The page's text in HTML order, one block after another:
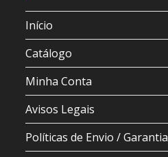
Início
Catálogo
Minha Conta
Avisos Legais
Políticas de Envio / Garantia